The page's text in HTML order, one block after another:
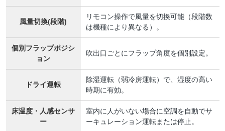
風量切換(段階)
リモコン操作で風量を切換可能（段階数
は機種により異なる）。
個別フラップポジシ
ョン
吹出口ごとにフラップ角度を個別設定。
ドライ運転
除湿運転（弱冷房運転）で、湿度の高い
時期に有効。
床温度・人感センサ
ー
室内に人がいない場合に空調を自動でサ
ーキュレーション運転または停止。